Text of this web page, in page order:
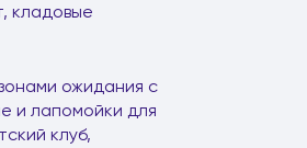
кладовые
ожидания с
и лапомойки для
клуб,